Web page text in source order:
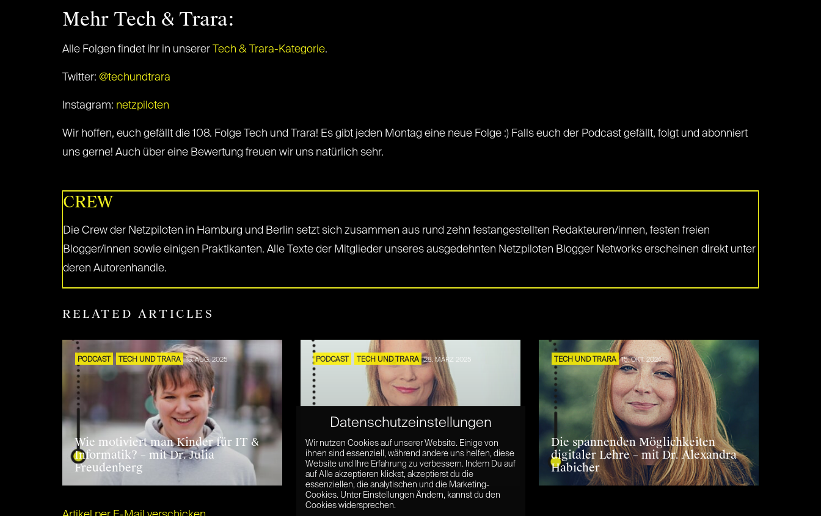
Mehr Tech & Trara:
Alle Folgen findet ihr in unserer Tech & Trara-Kategorie.
Twitter: @techundtrara
Instagram: netzpiloten
Wir hoffen, euch gefällt die 108. Folge Tech und Trara! Es gibt jeden Montag eine neue Folge :) Falls euch der Podcast gefällt, folgt und abonniert
uns gerne! Auch über eine Bewertung freuen wir uns natürlich sehr.
CREW
Die Crew der Netzpiloten in Hamburg und Berlin setzt sich zusammen aus rund zehn festangestellten Redakteuren/innen, festen freien
Blogger/innen sowie einigen Praktikanten. Alle Texte der Mitglieder unseres ausgedehnten Netzpiloten Blogger Networks erscheinen direkt unter
deren Autorenhandle.
RELATED ARTICLES
PODCAST TECH UND TRARA 13. AUG. 2025
Wie motiviert man Kinder für IT &
Informatik? – mit Dr. Julia
Freudenberg
PODCAST TECH UND TRARA 28. MÄRZ 2025
Was steckt hinter der
„Tiktokisierung“ von Social Media?
– mit Johanna Rüdiger
TECH UND TRARA 15. OKT. 2024
Die spannenden Möglichkeiten
digitaler Lehre – mit Dr. Alexandra
Habicher
Datenschutzeinstellungen
Wir nutzen Cookies auf unserer Website. Einige von
ihnen sind essenziell, während andere uns helfen, diese
Website und Ihre Erfahrung zu verbessern. Indem Du auf
auf Alle akzeptieren klickst, akzeptierst du die
essenziellen, die analytischen und die Marketing-
Cookies. Unter Einstellungen Ändern, kannst du den
Cookies widersprechen.